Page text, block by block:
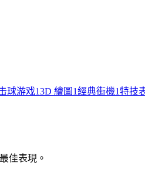
球游戏13D 繪圖 1經典街機1特技
佳表現。